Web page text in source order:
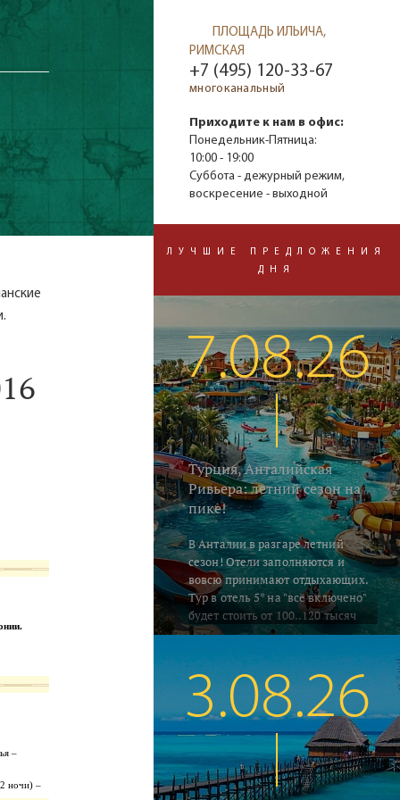
–
ночи) –
ПЛОЩАДЬ ИЛЬИЧА,
РИМСКАЯ
+7 (495) 120-33-67
многоканальный
Приходите к нам в офис:
Понедельник-Пятница:
10:00 - 19:00
Суббота - дежурный режим,
воскресение - выходной
ЛУЧШИЕ ПРЕДЛОЖЕНИЯ
ДНЯ
7.08.26
Турция, Анталийская
Ривьера: летний сезон на
пике!
В Анталии в разгаре летний
сезон! Отели заполняются и
вовсю принимают отдыхающих.
Тур в отель 5* на "всё включено"
будет стоить от 100..120 тысяч
руб. на человека за неделю,
Погода летняя - воздух в это
время прогревается до 33..35°C, а
водичка в южных регионах
Алании и Сиде 26..28°C. В Кемере
на градус прохладнее... Поехали
на отдых!
3.08.26